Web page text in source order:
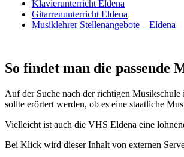
Klavierunterricht Eldena
Gitarrenunterricht Eldena
Musiklehrer Stellenangebote – Eldena
So findet man die passende
Auf der Suche nach der richtigen Musikschule
sollte erörtert werden, ob es eine staatliche
Vielleicht ist auch die VHS Eldena eine
Bei Klick wird dieser Inhalt von externen